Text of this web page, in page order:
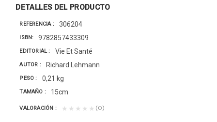
DETALLES DEL PRODUCTO
REFERENCIA 306204
ISBN 9782857433309
EDITORIAL Vie Et Santé
AUTOR Richard Lehmann
PESO 0,21 kg
TAMAÑO 15cm
VALORACIÓN ★★★★★ (0)